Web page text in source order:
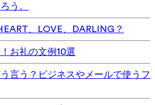
う。
、LOVE、DARLING？
お礼の文例10選
言う？ビジネスやメールで使うフ